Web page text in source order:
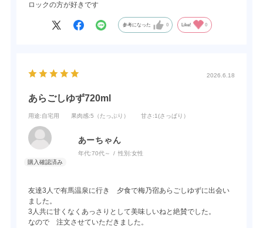
ロックの方が好きです
参考になった 0 Like! 0
2026.6.18
あらごしゆず720ml
用途:自宅用 果肉感:5（たっぷり） 甘さ :1(さっぱり）
あーちゃん
年代:70代～ 性別:女性
友達3人で有馬温泉に行き 夕食で梅乃宿あらごしゆずに出会い
ました。
3人共に甘くなくあっさりとして美味しいねと絶賛でした。
なので 注文させていただきました。